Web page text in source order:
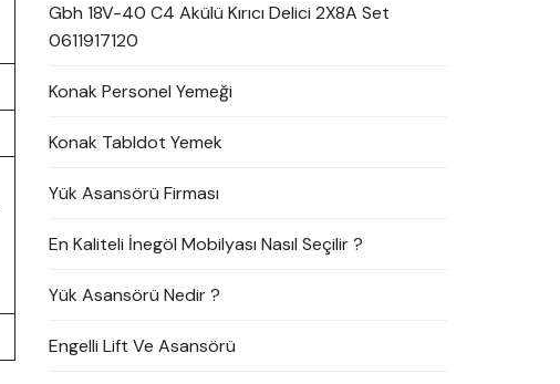
Gbh 18V-40 C4 Akülü Kırıcı Delici 2X8A Set
0611917120
Konak Personel Yemeği
Konak Tabldot Yemek
Yük Asansörü Firması
En Kaliteli İnegöl Mobilyası Nasıl Seçilir ?
Yük Asansörü Nedir ?
Engelli Lift Ve Asansörü